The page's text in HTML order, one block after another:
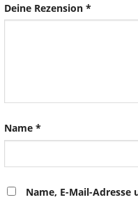
Deine Rezension *
Name *
Name, E-Mail-